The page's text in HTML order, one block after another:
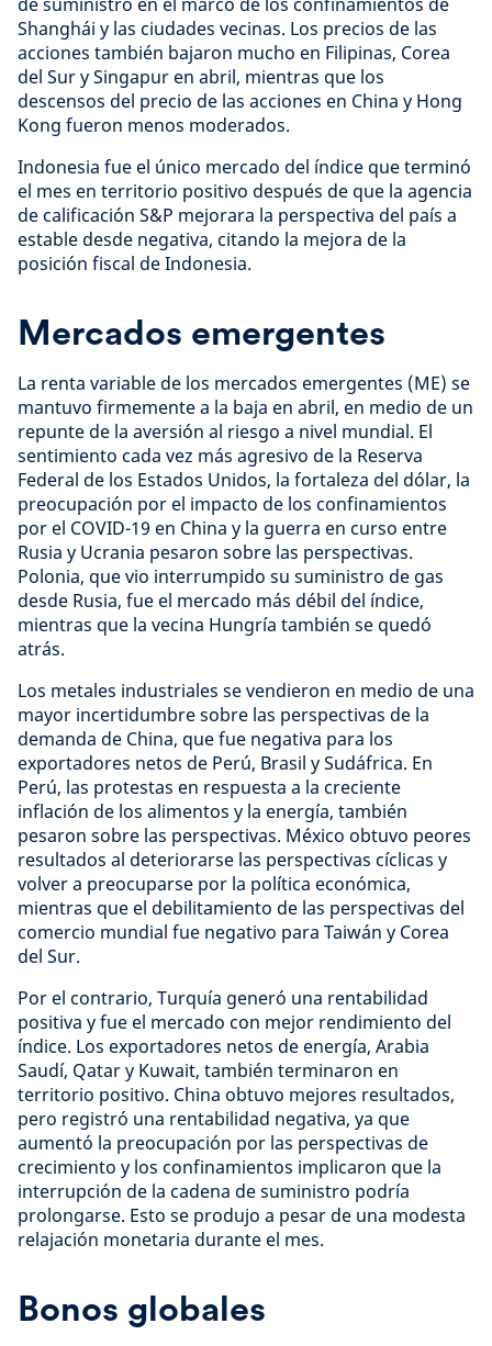
Shanghái y las ciudades vecinas. Los precios de las
acciones también bajaron mucho en Filipinas, Corea
del Sur y Singapur en abril, mientras que los
descensos del precio de las acciones en China y Hong
Kong fueron menos moderados.
Indonesia fue el único mercado del índice que terminó
el mes en territorio positivo después de que la agencia
de calificación S&P mejorara la perspectiva del país a
estable desde negativa, citando la mejora de la
posición fiscal de Indonesia.
Mercados emergentes
La renta variable de los mercados emergentes (ME) se
mantuvo firmemente a la baja en abril, en medio de un
repunte de la aversión al riesgo a nivel mundial. El
sentimiento cada vez más agresivo de la Reserva
Federal de los Estados Unidos, la fortaleza del dólar, la
preocupación por el impacto de los confinamientos
por el COVID-19 en China y la guerra en curso entre
Rusia y Ucrania pesaron sobre las perspectivas.
Polonia, que vio interrumpido su suministro de gas
desde Rusia, fue el mercado más débil del índice,
mientras que la vecina Hungría también se quedó
atrás.
Los metales industriales se vendieron en medio de una
mayor incertidumbre sobre las perspectivas de la
demanda de China, que fue negativa para los
exportadores netos de Perú, Brasil y Sudáfrica. En
Perú, las protestas en respuesta a la creciente
inflación de los alimentos y la energía, también
pesaron sobre las perspectivas. México obtuvo peores
resultados al deteriorarse las perspectivas cíclicas y
volver a preocuparse por la política económica,
mientras que el debilitamiento de las perspectivas del
comercio mundial fue negativo para Taiwán y Corea
del Sur.
Por el contrario, Turquía generó una rentabilidad
positiva y fue el mercado con mejor rendimiento del
índice. Los exportadores netos de energía, Arabia
Saudí, Qatar y Kuwait, también terminaron en
territorio positivo. China obtuvo mejores resultados,
pero registró una rentabilidad negativa, ya que
aumentó la preocupación por las perspectivas de
crecimiento y los confinamientos implicaron que la
interrupción de la cadena de suministro podría
prolongarse. Esto se produjo a pesar de una modesta
relajación monetaria durante el mes.
Bonos globales